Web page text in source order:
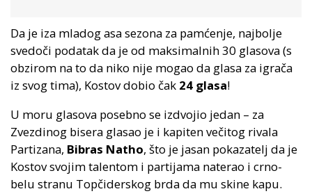
Da je iza mladog asa sezona za pamćenje, najbolje
svedoči podatak da je od maksimalnih 30 glasova (s
obzirom na to da niko nije mogao da glasa za igrača
iz svog tima), Kostov dobio čak 24 glasa!
U moru glasova posebno se izdvojio jedan – za
Zvezdinog bisera glasao je i kapiten večitog rivala
Partizana, Bibras Natho, što je jasan pokazatelj da je
Kostov svojim talentom i partijama naterao i crno-
belu stranu Topčiderskog brda da mu skine kapu.